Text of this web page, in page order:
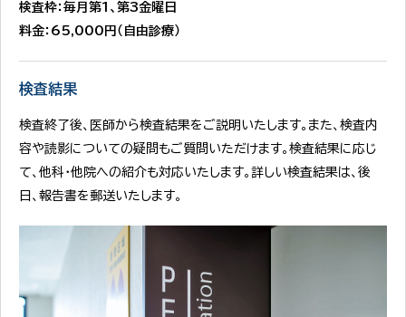
検査枠：毎月第1、第3金曜日
料金：65,000円（自由診療）
検査結果
検査終了後、医師から検査結果をご説明いたします。また、検査内
容や読影についての疑問もご質問いただけます。検査結果に応じ
て、他科・他院への紹介も対応いたします。詳しい検査結果は、後
日、報告書を郵送いたします。